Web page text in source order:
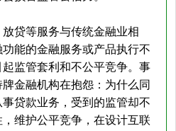
贷等服务与传统金融业相
能的金融服务或产品执行不
监管套利和不公平竞争。事
金融机构在抱怨：为什么同
贷款业务，受到的监管却不
维护公平竞争，在设计互联